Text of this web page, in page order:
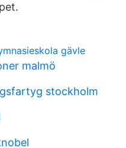
gävle
malmö
stockholm